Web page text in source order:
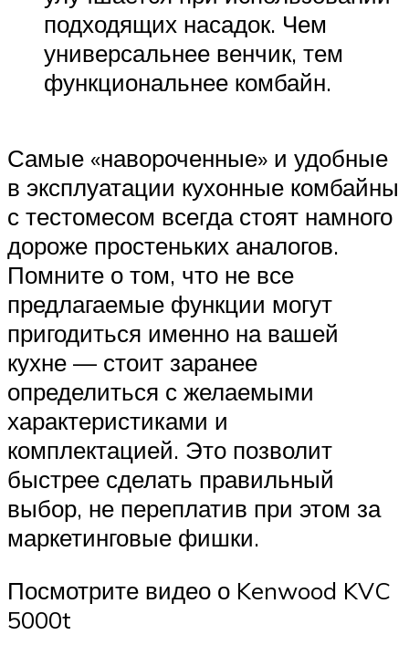
подходящих насадок. Чем
универсальнее венчик, тем
функциональнее комбайн.
Самые «навороченные» и удобные
в эксплуатации кухонные комбайны
с тестомесом всегда стоят намного
дороже простеньких аналогов.
Помните о том, что не все
предлагаемые функции могут
пригодиться именно на вашей
кухне — стоит заранее
определиться с желаемыми
характеристиками и
комплектацией. Это позволит
быстрее сделать правильный
выбор, не переплатив при этом за
маркетинговые фишки.
Посмотрите видео о Kenwood KVC
5000t